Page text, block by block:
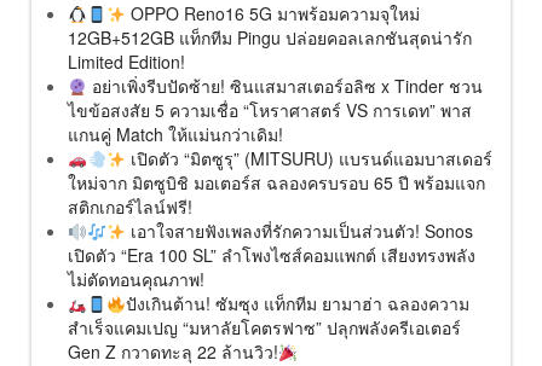
OPPO Reno16 5G มาพร้อมความจุใหม่
12GB+512GB แท็กทีม Pingu ปล่อยคอลเลกชันสุดน่ารัก
Limited Edition!
อย่าเพิ่งรีบปัดซ้าย! ซินแสมาสเตอร์อลิซ x Tinder ชวน
ไขข้อสงสัย 5 ความเชื่อ “โหราศาสตร์ VS การเดท” พาส
แกนคู่ Match ให้แม่นกว่าเดิม!
เปิดตัว “มิตซูรุ” (MITSURU) แบรนด์แอมบาสเดอร์
ใหม่จาก มิตซูบิชิ มอเตอร์ส ฉลองครบรอบ 65 ปี พร้อมแจก
สติกเกอร์ไลน์ฟรี!
เอาใจสายฟังเพลงที่รักความเป็นส่วนตัว! Sonos
เปิดตัว “Era 100 SL” ลำโพงไซส์คอมแพกต์ เสียงทรงพลัง
ไม่ตัดทอนคุณภาพ!
ปังเกินต้าน! ซัมซุง แท็กทีม ยามาฮ่า ฉลองความ
สำเร็จแคมเปญ “มหาลัยโคตรฟาซ” ปลุกพลังครีเอเตอร์
Gen Z กวาดทะลุ 22 ล้านวิว!